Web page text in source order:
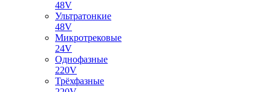
48V
Ультратонкие
48V
Микротрековые
24V
Однофазные
220V
Трёхфазные